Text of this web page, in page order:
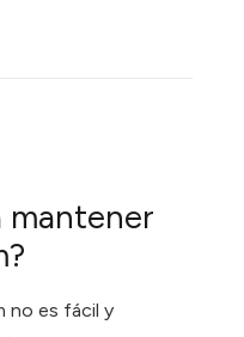
mantener
no es fácil y